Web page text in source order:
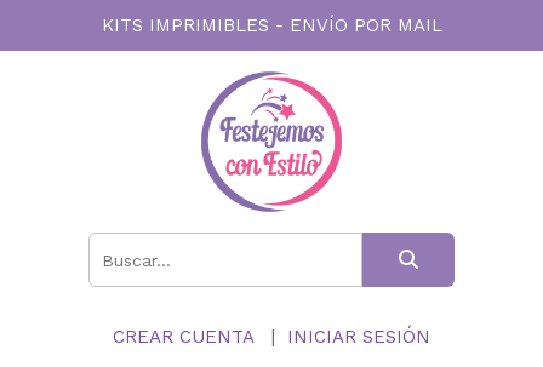
KITS IMPRIMIBLES - ENVÍO POR MAIL
CREAR CUENTA INICIAR SESIÓN